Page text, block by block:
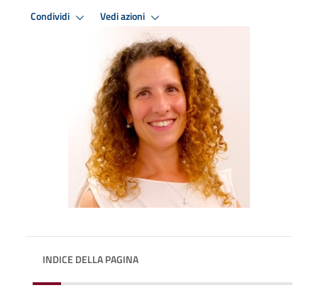
Condividi Vedi azioni
INDICE DELLA PAGINA